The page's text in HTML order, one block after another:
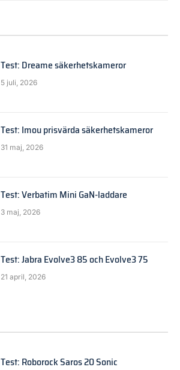
Test: Dreame säkerhetskameror
5 juli, 2026
Test: Imou prisvärda säkerhetskameror
31 maj, 2026
Test: Verbatim Mini GaN-laddare
3 maj, 2026
Test: Jabra Evolve3 85 och Evolve3 75
21 april, 2026
Test: Roborock Saros 20 Sonic